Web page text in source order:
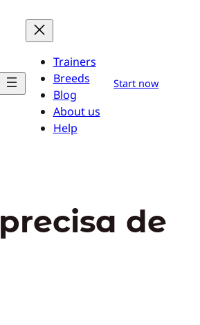
Trainers
Breeds
Blog
About us
Help
Start now
precisa de